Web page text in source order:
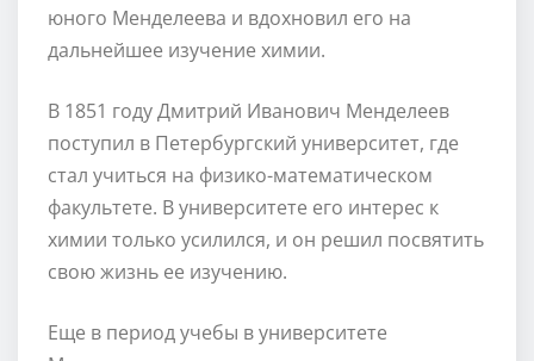
юного Менделеева и вдохновил его на
дальнейшее изучение химии.
В 1851 году Дмитрий Иванович Менделеев
поступил в Петербургский университет, где
стал учиться на физико-математическом
факультете. В университете его интерес к
химии только усилился, и он решил посвятить
свою жизнь ее изучению.
Еще в период учебы в университете